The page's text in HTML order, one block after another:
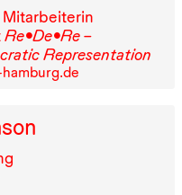
Re•De•Re –
Representation